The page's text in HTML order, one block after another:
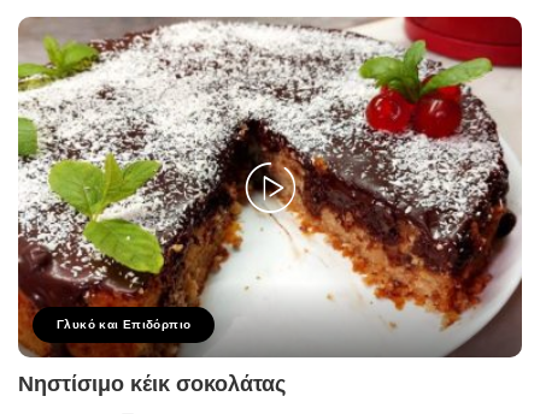
Γλυκό και Επιδόρπιο
Νηστίσιμο κέικ σοκολάτας